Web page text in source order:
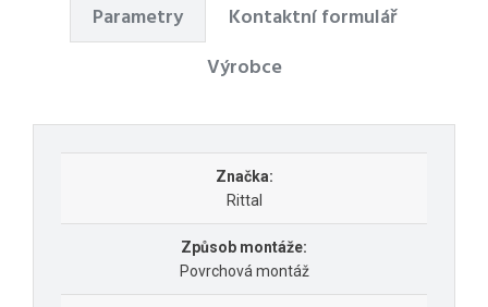
Parametry
Kontaktní formulář
Výrobce
Značka:
Rittal
Způsob montáže:
Povrchová montáž